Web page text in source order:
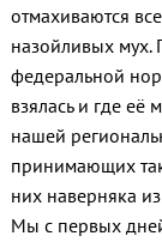
отмахиваются
назойливых мух.
федеральной
взялась и где её
нашей
принимающих
них наверняка
Мы с первых